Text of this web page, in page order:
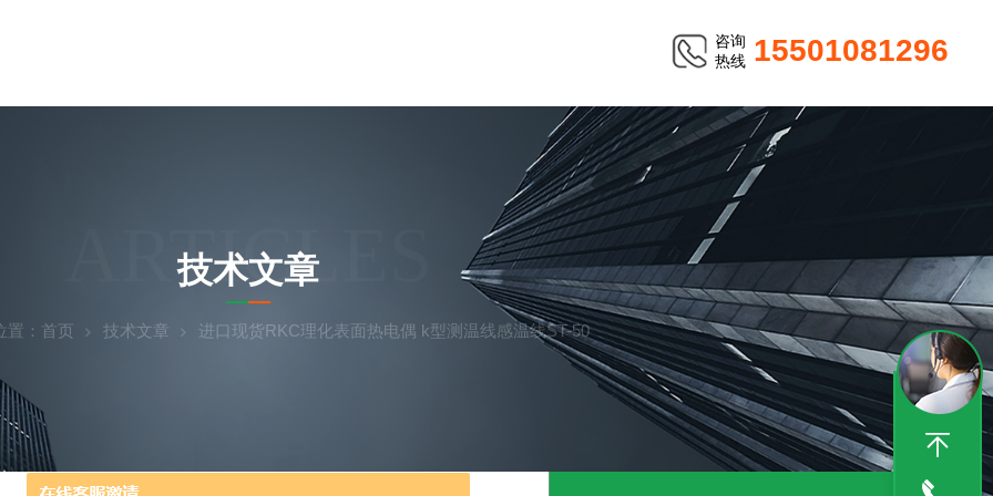
咨询
热线 15501081296
ARTICLES
技术文章
： 首页 技术文章 进口现货RKC理化表面热电偶 k型测温线感温线ST-50